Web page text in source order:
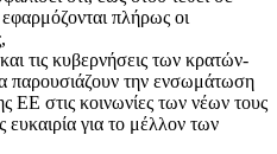
πλήρως οι
τις κυβερνήσεις των κρατών-
παρουσιάζουν την ενσωμάτωση
ΕΕ στις κοινωνίες των νέων τους
για το μέλλον των